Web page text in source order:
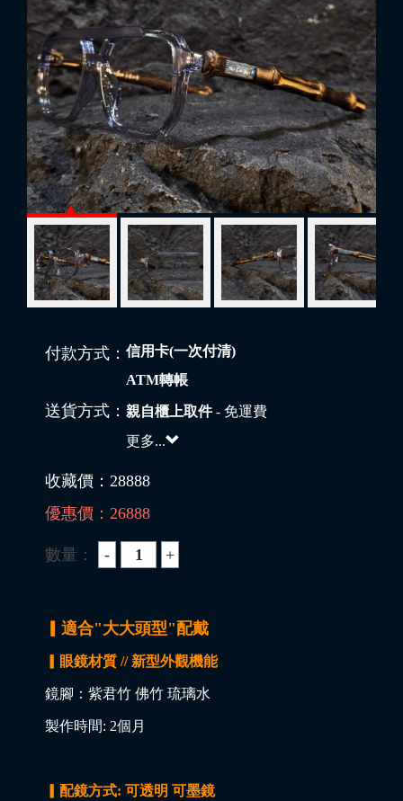
付款方式： 信用卡(一次付清)
ATM轉帳
送貨方式： 親自櫃上取件- 免運費
更多...
收藏價： 28888
優惠價： 26888
數量：
▎適合"大大頭型"配戴
▎眼鏡材質 // 新型外觀機能
鏡腳：紫君竹 佛竹 琉璃水
製作時間: 2個月
▎配鏡方式: 可透明 可墨鏡